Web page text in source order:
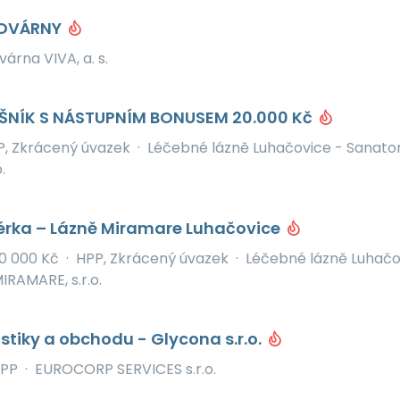
VIVA, a. s.
S NÁSTUPNÍM BONUSEM 20.000 Kč
Zkrácený úvazek · Léčebné lázně Luhačovice -
– Lázně Miramare Luhačovice
000 Kč · HPP, Zkrácený úvazek · Léčebné lázně
s.r.o.
a obchodu - Glycona s.r.o.
· EUROCORP SERVICES s.r.o.